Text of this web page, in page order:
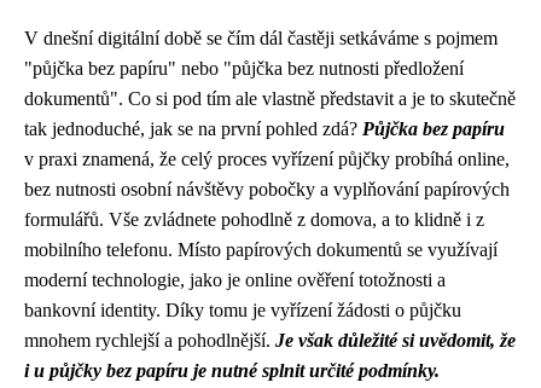
V dnešní digitální době se čím dál častěji setkáváme s pojmem
"půjčka bez papíru" nebo "půjčka bez nutnosti předložení
dokumentů". Co si pod tím ale vlastně představit a je to skutečně
tak jednoduché, jak se na první pohled zdá? Půjčka bez papíru
v praxi znamená, že celý proces vyřízení půjčky probíhá online,
bez nutnosti osobní návštěvy pobočky a vyplňování papírových
formulářů. Vše zvládnete pohodlně z domova, a to klidně i z
mobilního telefonu. Místo papírových dokumentů se využívají
moderní technologie, jako je online ověření totožnosti a
bankovní identity. Díky tomu je vyřízení žádosti o půjčku
mnohem rychlejší a pohodlnější. Je však důležité si uvědomit, že
i u půjčky bez papíru je nutné splnit určité podmínky.